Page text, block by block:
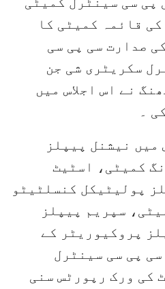
قائمہ کمیٹی کا
صدارت سی پی سی
سکریٹری شی جن
نے اس اجلاس میں
۔
میں نیشنل پیپلز
کمیٹی، اسٹیٹ
پولیٹیکل کنسلٹیٹو
سپریم پیپلز
پروکیوریٹر کے
پی سی سینٹرل
کی ورک رپورٹس سنی